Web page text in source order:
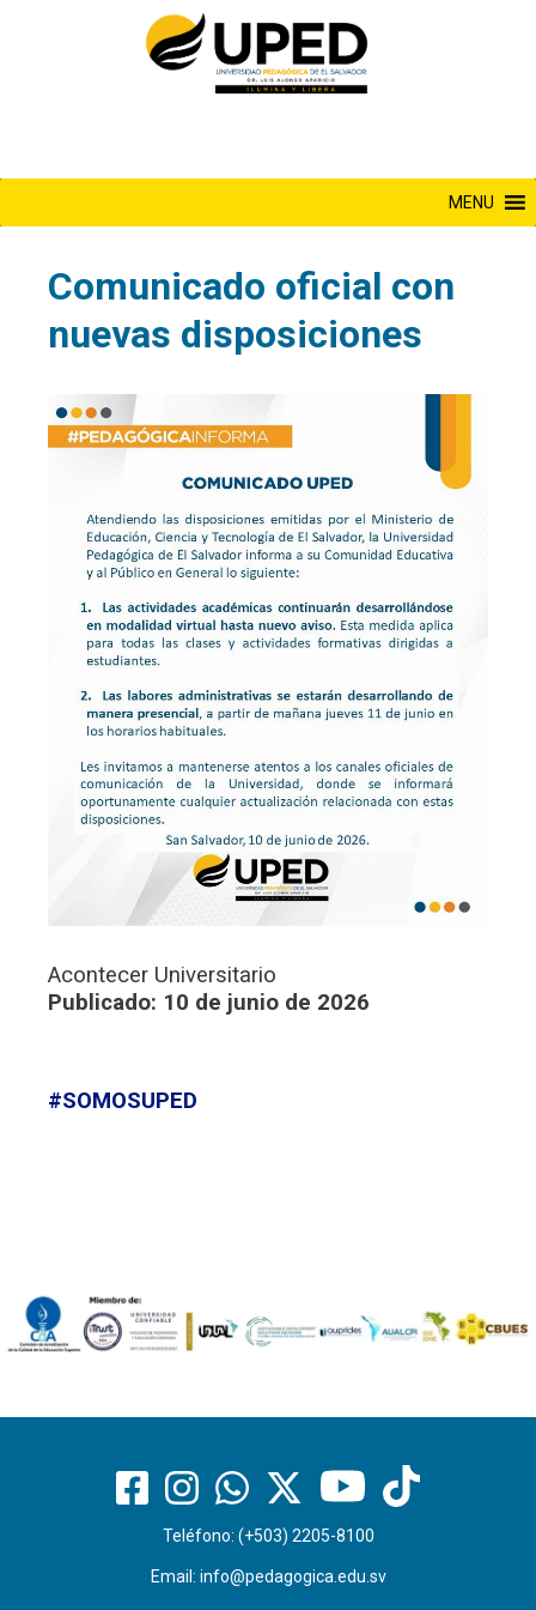
MENU
Comunicado oficial con
nuevas disposiciones
Acontecer Universitario
Publicado: 10 de junio de 2026
#SOMOSUPED
Teléfono: (+503) 2205-8100
Email: info@pedagogica.edu.sv